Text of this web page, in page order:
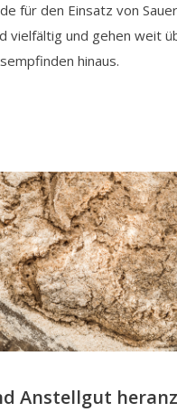
für den Einsatz von
vielfältig und gehen weit
hinaus.
Anstellgut